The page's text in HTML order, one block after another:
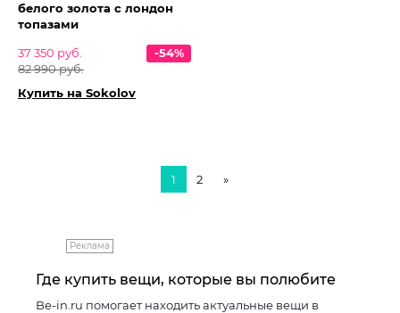
белого золота с лондон
топазами
37 350 руб.
82 990 руб.
-54%
Купить на Sokolov
1 2 »
Реклама
Где купить вещи, которые вы полюбите
Be-in.ru помогает находить актуальные вещи в